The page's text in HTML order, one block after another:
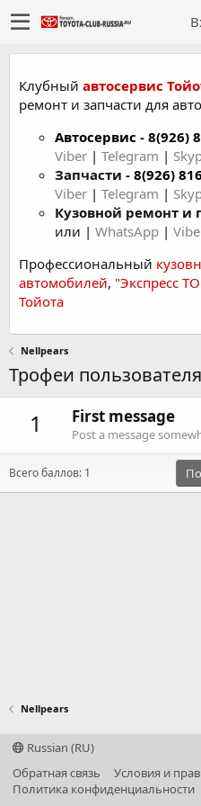
Клубный автосервис
ремонт и запчасти для авто
Автосервис - 8(926)
Viber | Telegram |
Запчасти - 8(926)
Viber | Telegram |
Кузовной ремонт и
или | WhatsApp |
Профессиональный
автомобилей, "Экспресс
Тойота
Nellpears
Трофеи
1 First message
Post a message
Всего баллов: 1
Nellpears
Russian (RU)
Обратная связь
Условия и
Политика конфиденциальности